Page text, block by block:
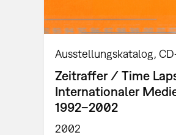
Ausstellungskatalog
Zeitraffer / Time
Internationaler
1992–2002
2002